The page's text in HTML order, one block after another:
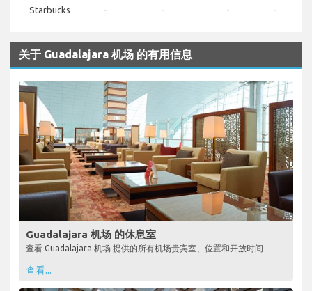
Starbucks - - - -
关于 Guadalajara 机场 的有用信息
Guadalajara 机场 的休息室
查看 Guadalajara 机场 提供的所有机场贵宾室、位置和开放时间
查看...